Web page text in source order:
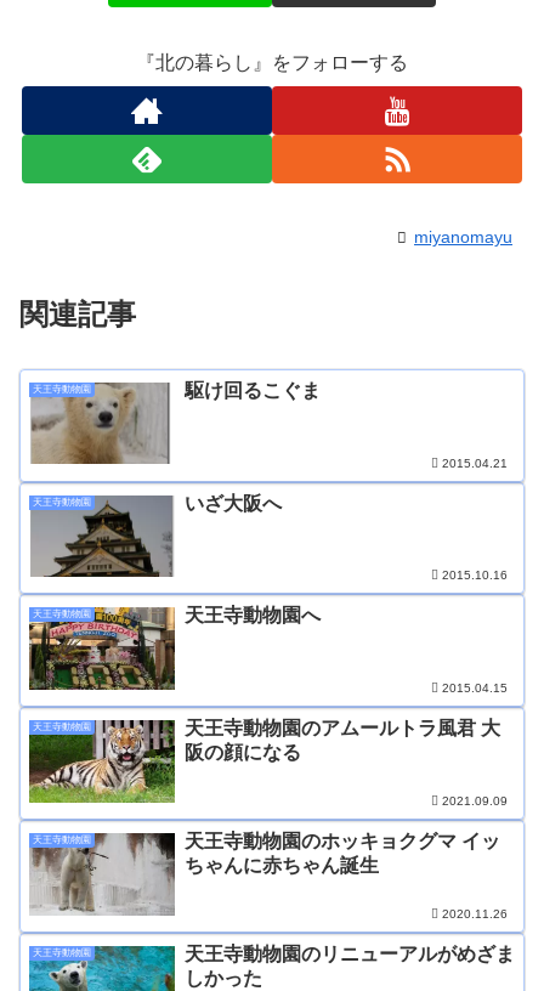
『北の暮らし』をフォローする
miyanomayu
関連記事
天王寺動物園 駆け回るこぐま
2015.04.21
天王寺動物園 いざ大阪へ
2015.10.16
天王寺動物園 天王寺動物園へ
2015.04.15
天王寺動物園
天王寺動物園のアムールトラ風君 大
阪の顔になる
2021.09.09
天王寺動物園
天王寺動物園のホッキョクグマ イッ
ちゃんに赤ちゃん誕生
2020.11.26
天王寺動物園
天王寺動物園のリニューアルがめざま
しかった